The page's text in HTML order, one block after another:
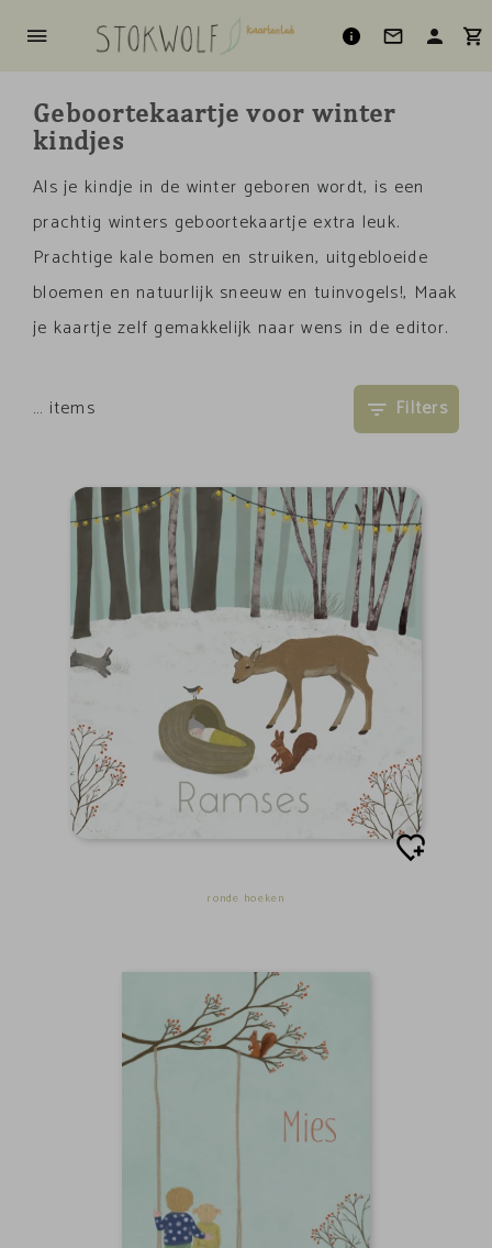
Geboortekaartje voor winter
kindjes
Als je kindje in de winter geboren wordt, is een
prachtig winters geboortekaartje extra leuk.
Prachtige kale bomen en struiken, uitgebloeide
bloemen en natuurlijk sneeuw en tuinvogels!, Maak
je kaartje zelf gemakkelijk naar wens in de editor.
… items Filters
ronde hoeken